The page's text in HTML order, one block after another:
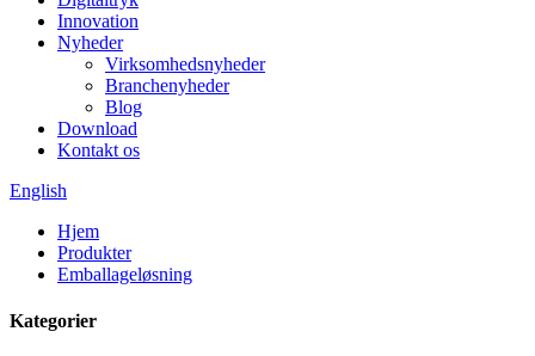
Innovation
Nyheder
Virksomhedsnyheder
Branchenyheder
Blog
Download
Kontakt os
English
Hjem
Produkter
Emballageløsning
Kategorier